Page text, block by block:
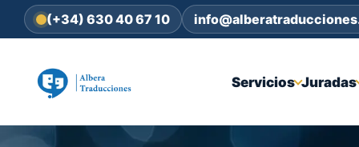
(+34) 630 40 67 10
Servicios Juradas